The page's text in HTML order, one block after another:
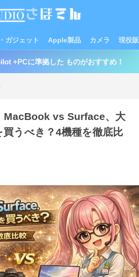
ガジェット Apple製品 カメラ 現役
+PCに準拠した ものがおすすめ！
MacBook vs Surface、大
うべき？4機種を徹底比